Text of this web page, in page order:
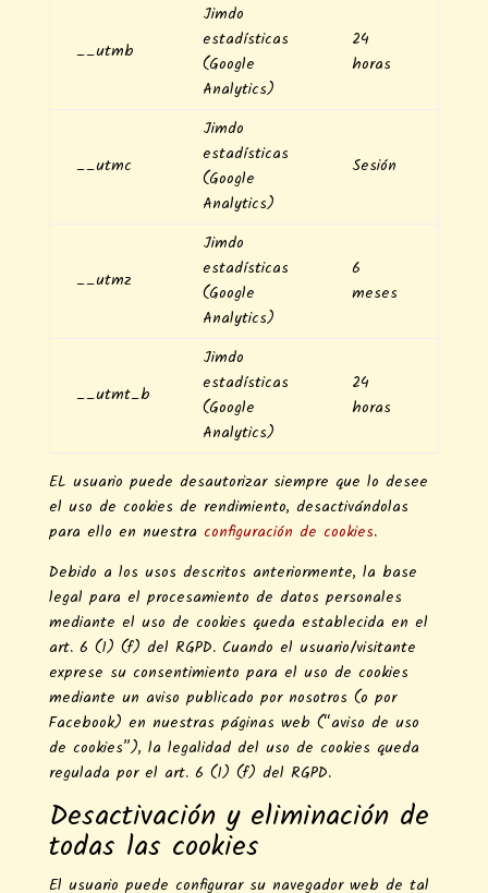
__utmb
Jimdo
estadísticas
(Google
Analytics)
24
horas
__utmc
Jimdo
estadísticas
(Google
Analytics)
Sesión
__utmz
Jimdo
estadísticas
(Google
Analytics)
6
meses
__utmt_b
Jimdo
estadísticas
(Google
Analytics)
24
horas
EL usuario puede desautorizar siempre que lo desee
el uso de cookies de rendimiento, desactivándolas
para ello en nuestra configuración de cookies.
Debido a los usos descritos anteriormente, la base
legal para el procesamiento de datos personales
mediante el uso de cookies queda establecida en el
art. 6 (1) (f) del RGPD. Cuando el usuario/visitante
exprese su consentimiento para el uso de cookies
mediante un aviso publicado por nosotros (o por
Facebook) en nuestras páginas web (“aviso de uso
de cookies”), la legalidad del uso de cookies queda
regulada por el art. 6 (1) (f) del RGPD.
Desactivación y eliminación de
todas las cookies
El usuario puede configurar su navegador web de tal